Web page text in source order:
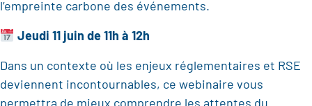
l’empreinte carbone des événements.
Jeudi 11 juin de 11h à 12h
Dans un contexte où les enjeux réglementaires et RSE
deviennent incontournables, ce webinaire vous